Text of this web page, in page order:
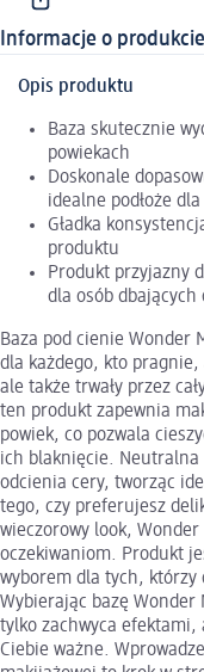
Informacje o produkcie
Opis produktu
Baza skutecznie
powiekach
Doskonale
idealne podłoże
Gładka
produktu
Produkt przyjazny
dla osób dbających
Baza pod cienie Wonder
dla każdego, kto pragnie,
ale także trwały przez
ten produkt zapewnia
powiek, co pozwala
ich blaknięcie. Neutralna
odcienia cery, tworząc
tego, czy preferujesz
wieczorowy look,
oczekiwaniom. Produkt
wyborem dla tych, którzy
Wybierając bazę
tylko zachwyca
Ciebie ważne.